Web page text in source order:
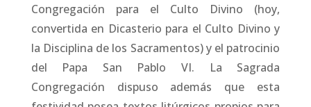
Congregación para el Culto Divino (hoy,
convertida en Dicasterio para el Culto Divino y
la Disciplina de los Sacramentos) y el patrocinio
del Papa San Pablo VI. La Sagrada
Congregación dispuso además que esta